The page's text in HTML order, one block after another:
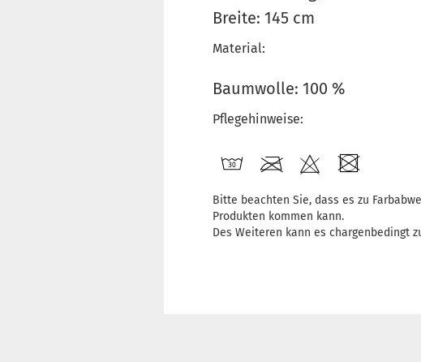
Breite: 145 cm
Material:
Baumwolle: 100 %
Pflegehinweise:
Bitte beachten Sie, dass es zu
Produkten kommen kann.
Des Weiteren kann es chargenbedingt